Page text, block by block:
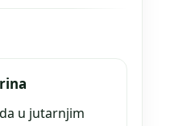
u jutarnjim